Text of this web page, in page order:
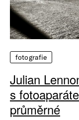
fotografie
Julian
s
průměrné